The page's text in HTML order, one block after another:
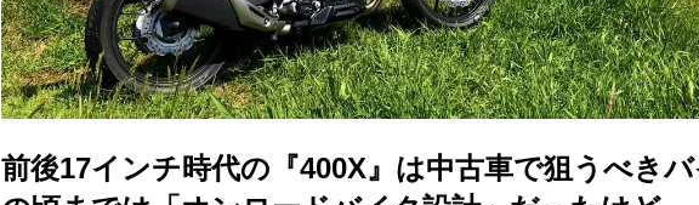
前後17インチ時代の『400X』は中古車で狙うべき